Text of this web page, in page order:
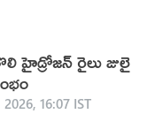
హైడ్రోజన్ రైలు జులై
2026, 16:07 IST